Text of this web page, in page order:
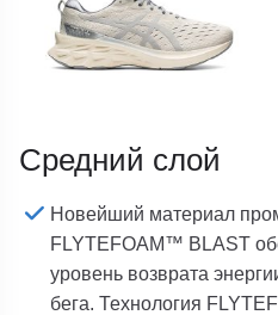
Средний слой
Новейший материал
FLYTEFOAM™ BLAST
уровень возврата
бега. Технология